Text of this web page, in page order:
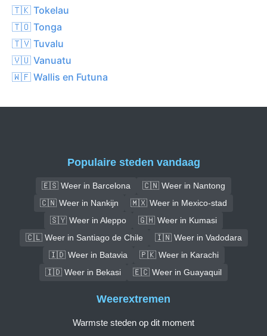
🇹🇰 Tokelau
🇹🇴 Tonga
🇹🇻 Tuvalu
🇻🇺 Vanuatu
🇼🇫 Wallis en Futuna
Populaire steden vandaag
🇪🇸 Weer in Barcelona
🇨🇳 Weer in Nantong
🇨🇳 Weer in Nankijn
🇲🇽 Weer in Mexico-stad
🇸🇾 Weer in Aleppo
🇬🇭 Weer in Kumasi
🇨🇱 Weer in Santiago de Chile
🇮🇳 Weer in Vadodara
🇮🇩 Weer in Batavia
🇵🇰 Weer in Karachi
🇮🇩 Weer in Bekasi
🇪🇨 Weer in Guayaquil
Weerextremen
Warmste steden op dit moment